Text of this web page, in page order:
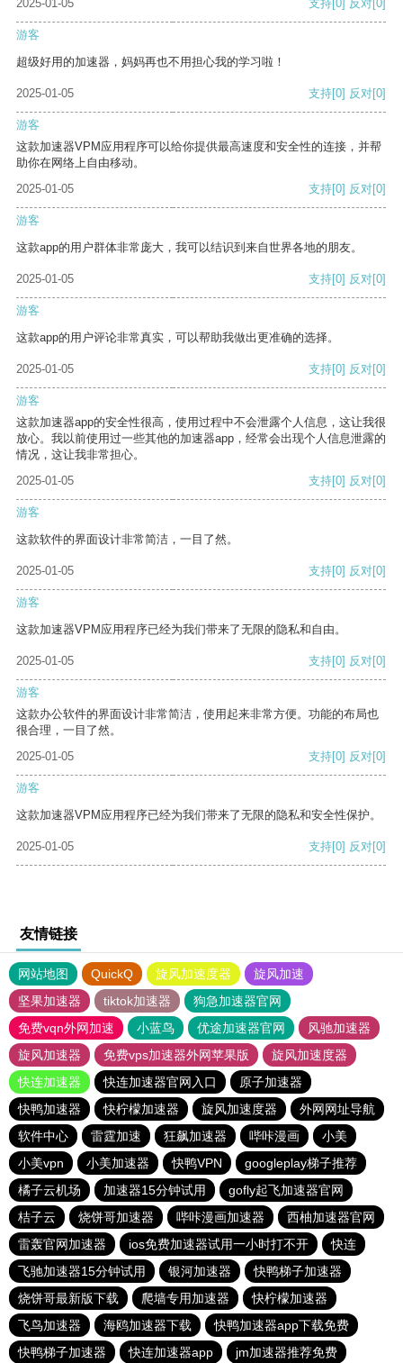
2025-01-05
支持[0] 反对[0]
游客
超级好用的加速器，妈妈再也不用担心我的学习啦！
2025-01-05 支持[0] 反对[0]
游客
这款加速器VPM应用程序可以给你提供最高速度和安全性的连接，并帮
助你在网络上自由移动。
2025-01-05
支持[0] 反对[0]
游客
这款app的用户群体非常庞大，我可以结识到来自世界各地的朋友。
2025-01-05 支持[0] 反对[0]
游客
这款app的用户评论非常真实，可以帮助我做出更准确的选择。
2025-01-05 支持[0] 反对[0]
游客
这款加速器app的安全性很高，使用过程中不会泄露个人信息，这让我很
放心。我以前使用过一些其他的加速器app，经常会出现个人信息泄露的
情况，这让我非常担心。
2025-01-05
支持[0] 反对[0]
游客
这款软件的界面设计非常简洁，一目了然。
2025-01-05 支持[0] 反对[0]
游客
这款加速器VPM应用程序已经为我们带来了无限的隐私和自由。
2025-01-05 支持[0] 反对[0]
游客
这款办公软件的界面设计非常简洁，使用起来非常方便。功能的布局也
很合理，一目了然。
2025-01-05
支持[0] 反对[0]
游客
这款加速器VPM应用程序已经为我们带来了无限的隐私和安全性保护。
2025-01-05 支持[0] 反对[0]
友情链接
网站地图 QuickQ 旋风加速度器
旋风加速
坚果加速器
tiktok加速器
狗急加速器官网
免费vqn外网加速
小蓝鸟 优途加速器官网
风驰加速器
旋风加速器
免费vps加速器外网苹果版
旋风加速度器
快连加速器
快连加速器官网入口
原子加速器
快鸭加速器
快柠檬加速器 旋风加速度器
外网网址导航
软件中心
雷霆加速 狂飙加速器 哔咔漫画
小美
小美vpn
小美加速器 快鸭VPN
googleplay梯子推荐
橘子云机场
加速器15分钟试用
gofly起飞加速器官网
桔子云
烧饼哥加速器 哔咔漫画加速器
西柚加速器官网
雷轰官网加速器
ios免费加速器试用一小时打不开
快连
飞驰加速器15分钟试用
银河加速器
快鸭梯子加速器
烧饼哥最新版下载
爬墙专用加速器
快柠檬加速器
飞鸟加速器
海鸥加速器下载
快鸭加速器app下载免费
快鸭梯子加速器
快连加速器app jm加速器推荐免费